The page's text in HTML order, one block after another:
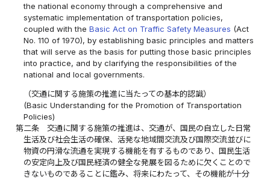
the national economy through a comprehensive and
systematic implementation of transportation policies,
coupled with theBasic Act on Traffic Safety Measures (Act
No. 110 of 1970), by establishing basic principles and matters
that will serve as the basis for putting those basic principles
into practice, and by clarifying the responsibilities of the
national and local governments.
（交通に関する施策の推進に当たっての基本的認識）
(Basic Understanding for the Promotion of Transportation
Policies)
第二条
交通に関する施策の推進は、交通が、国民の自立した日常
生活及び社会生活の確保、活発な地域間交流及び国際交流並びに
物資の円滑な流通を実現する機能を有するものであり、国民生活
の安定向上及び国民経済の健全な発展を図るために欠くことので
きないものであることに鑑み、将来にわたって、その機能が十分